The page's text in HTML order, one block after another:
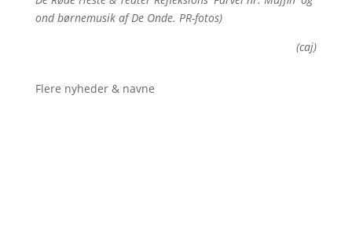
ond børnemusik af De Onde. PR-fotos)
(caj)
Flere nyheder & navne